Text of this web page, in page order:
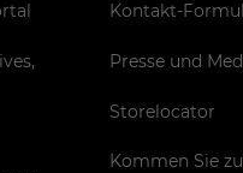
Kontakt-
Presse und
Storelocator
Kommen Sie